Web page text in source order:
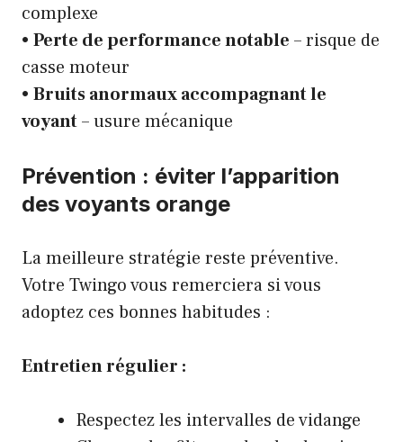
complexe
• Perte de performance notable – risque de
casse moteur
• Bruits anormaux accompagnant le
voyant– usure mécanique
Prévention : éviter l’apparition
des voyants orange
La meilleure stratégie reste préventive.
Votre Twingo vous remerciera si vous
adoptez ces bonnes habitudes :
Entretien régulier :
Respectez les intervalles de vidange